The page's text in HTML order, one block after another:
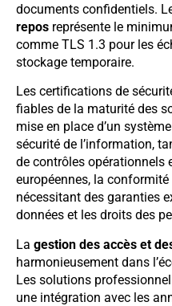
documents confidentiels.
repos représente le
comme TLS 1.3 pour les
stockage temporaire.
Les certifications de
fiables de la maturité des
mise en place d’un
sécurité de l’information,
de contrôles opérationnels
européennes, la conformité
nécessitant des garanties
données et les droits des
La gestion des accès et
harmonieusement dans
Les solutions
une intégration avec les